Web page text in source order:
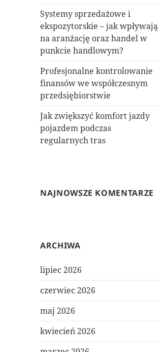
Systemy sprzedażowe i
ekspozytorskie – jak wpływają
na aranżację oraz handel w
punkcie handlowym?
Profesjonalne kontrolowanie
finansów we współczesnym
przedsiębiorstwie
Jak zwiększyć komfort jazdy
pojazdem podczas
regularnych tras
NAJNOWSZE KOMENTARZE
ARCHIWA
lipiec 2026
czerwiec 2026
maj 2026
kwiecień 2026